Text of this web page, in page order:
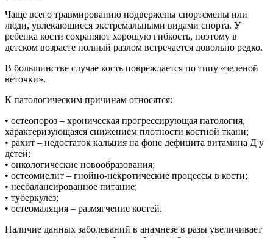
Чаще всего травмированию подвержены спортсмены или
люди, увлекающиеся экстремальными видами спорта. У
ребенка кости сохраняют хорошую гибкость, поэтому в
детском возрасте полный разлом встречается довольно редко.
В большинстве случае кость повреждается по типу «зеленой
веточки».
К патологическим причинам относятся:
• остеопороз – хроническая прогрессирующая патология,
характеризующаяся снижением плотности костной ткани;
• рахит – недостаток кальция на фоне дефицита витамина Д у
детей;
• онкологические новообразования;
• остеомиелит – гнойно-некротические процессы в кости;
• несбалансированное питание;
• туберкулез;
• остеомаляция – размягчение костей.
Наличие данных заболеваний в анамнезе в разы увеличивает